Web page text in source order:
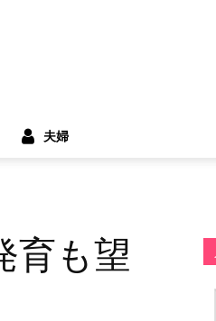
夫婦
育も望